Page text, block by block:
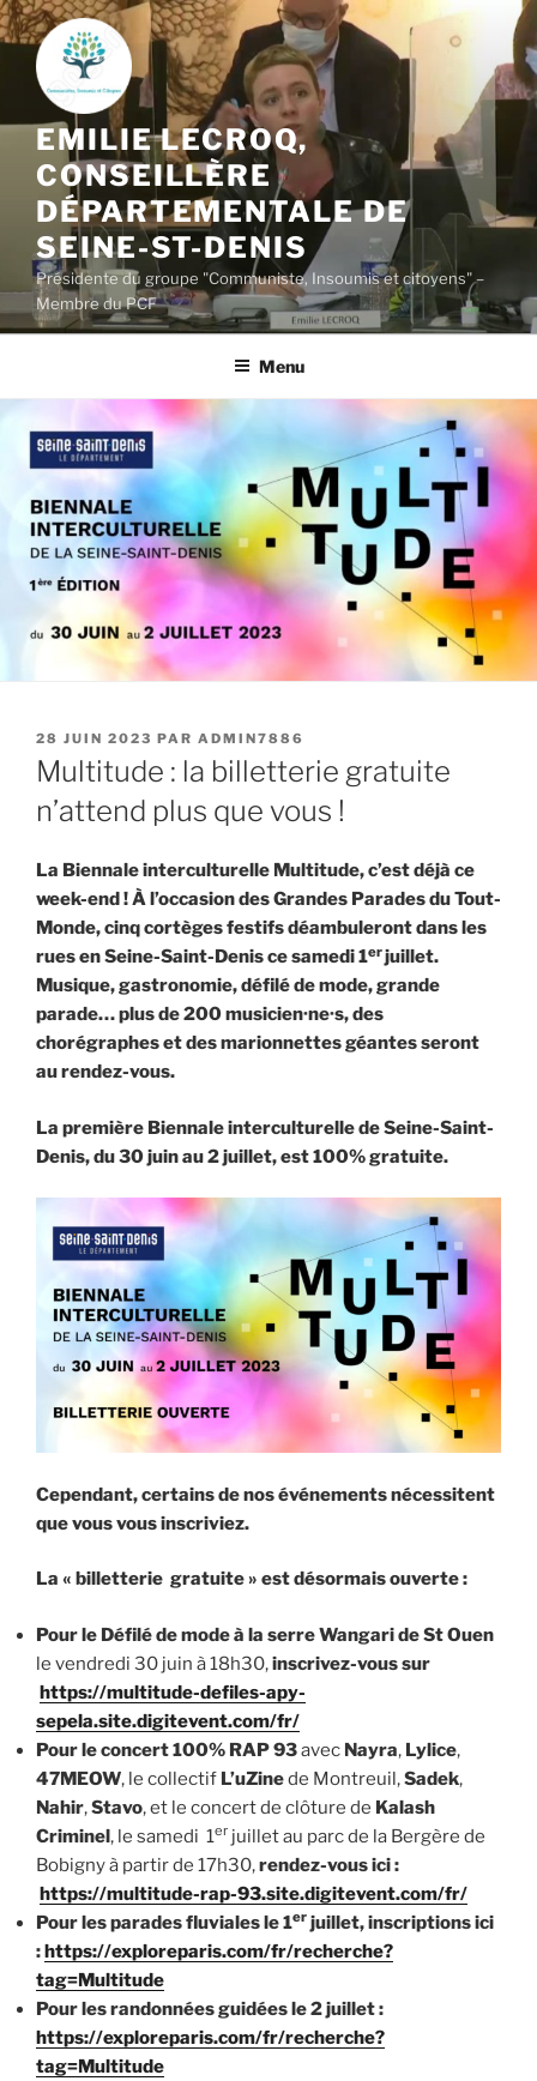
Aller
au
contenu
principal
EMILIE LECROQ,
CONSEILLÈRE
DÉPARTEMENTALE DE
SEINE-ST-DENIS
Présidente du groupe "Communiste, Insoumis et citoyens" –
Membre du PCF
Menu
PUBLIÉ
LE
28 JUIN 2023 PAR ADMIN7886
Multitude : la billetterie gratuite
n’attend plus que vous !
La Biennale interculturelle Multitude, c’est déjà ce
week-end ! À l’occasion des Grandes Parades du Tout-
Monde, cinq cortèges festifs déambuleront dans les
rues en Seine-Saint-Denis ce samedi 1erjuillet.
Musique, gastronomie, défilé de mode, grande
parade… plus de 200 musicien·ne·s, des
chorégraphes et des marionnettes géantes seront
au rendez-vous.
La première Biennale interculturelle de Seine-Saint-
Denis, du 30 juin au 2 juillet, est 100% gratuite.
Cependant, certains de nos événements nécessitent
que vous vous inscriviez.
La « billetterie gratuite » est désormais ouverte :
Pour le Défilé de mode à la serre Wangari de St Ouen
le vendredi 30 juin à 18h30,inscrivez-vous sur
https://multitude-defiles-apy-
sepela.site.digitevent.com/fr/
Pour le concert 100% RAP 93avec Nayra, Lylice,
47MEOW, le collectif L’uZinede Montreuil,Sadek,
Nahir,Stavo, et le concert de clôture de Kalash
Criminel, le samedi 1er juillet au parc de la Bergère de
Bobigny à partir de 17h30,rendez-vous ici :
https://multitude-rap-93.site.digitevent.com/fr/
Pour les parades fluviales le 1er juillet, inscriptions ici
:https://exploreparis.com/fr/recherche?
tag=Multitude
Pour les randonnées guidées le 2 juillet :
https://exploreparis.com/fr/recherche?
tag=Multitude